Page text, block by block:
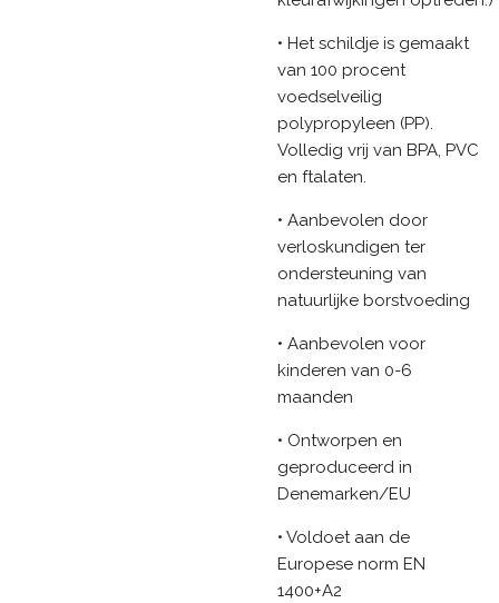
• Het schildje is gemaakt
van 100 procent
voedselveilig
polypropyleen (PP).
Volledig vrij van BPA, PVC
en ftalaten.
• Aanbevolen door
verloskundigen ter
ondersteuning van
natuurlijke borstvoeding
• Aanbevolen voor
kinderen van 0-6
maanden
• Ontworpen en
geproduceerd in
Denemarken/EU
• Voldoet aan de
Europese norm EN
1400+A2